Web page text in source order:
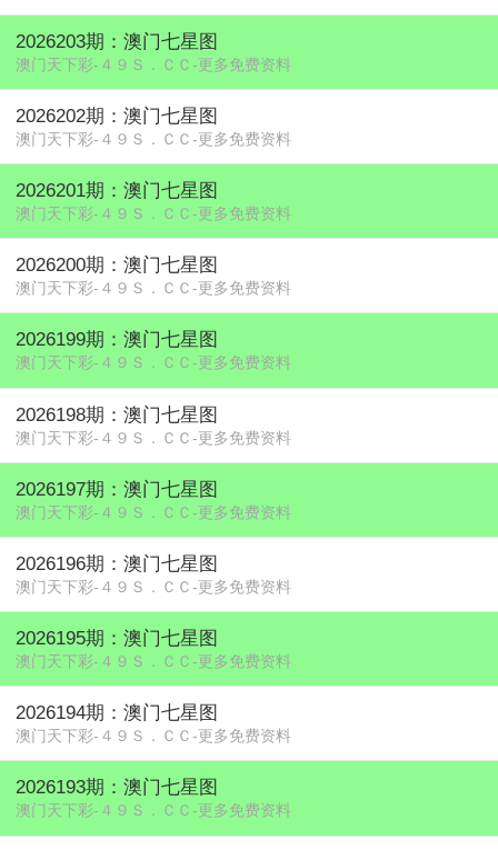
2026203期：澳门七星图
澳门天下彩-４９Ｓ．ＣＣ-更多免费资料
2026202期：澳门七星图
澳门天下彩-４９Ｓ．ＣＣ-更多免费资料
2026201期：澳门七星图
澳门天下彩-４９Ｓ．ＣＣ-更多免费资料
2026200期：澳门七星图
澳门天下彩-４９Ｓ．ＣＣ-更多免费资料
2026199期：澳门七星图
澳门天下彩-４９Ｓ．ＣＣ-更多免费资料
2026198期：澳门七星图
澳门天下彩-４９Ｓ．ＣＣ-更多免费资料
2026197期：澳门七星图
澳门天下彩-４９Ｓ．ＣＣ-更多免费资料
2026196期：澳门七星图
澳门天下彩-４９Ｓ．ＣＣ-更多免费资料
2026195期：澳门七星图
澳门天下彩-４９Ｓ．ＣＣ-更多免费资料
2026194期：澳门七星图
澳门天下彩-４９Ｓ．ＣＣ-更多免费资料
2026193期：澳门七星图
澳门天下彩-４９Ｓ．ＣＣ-更多免费资料